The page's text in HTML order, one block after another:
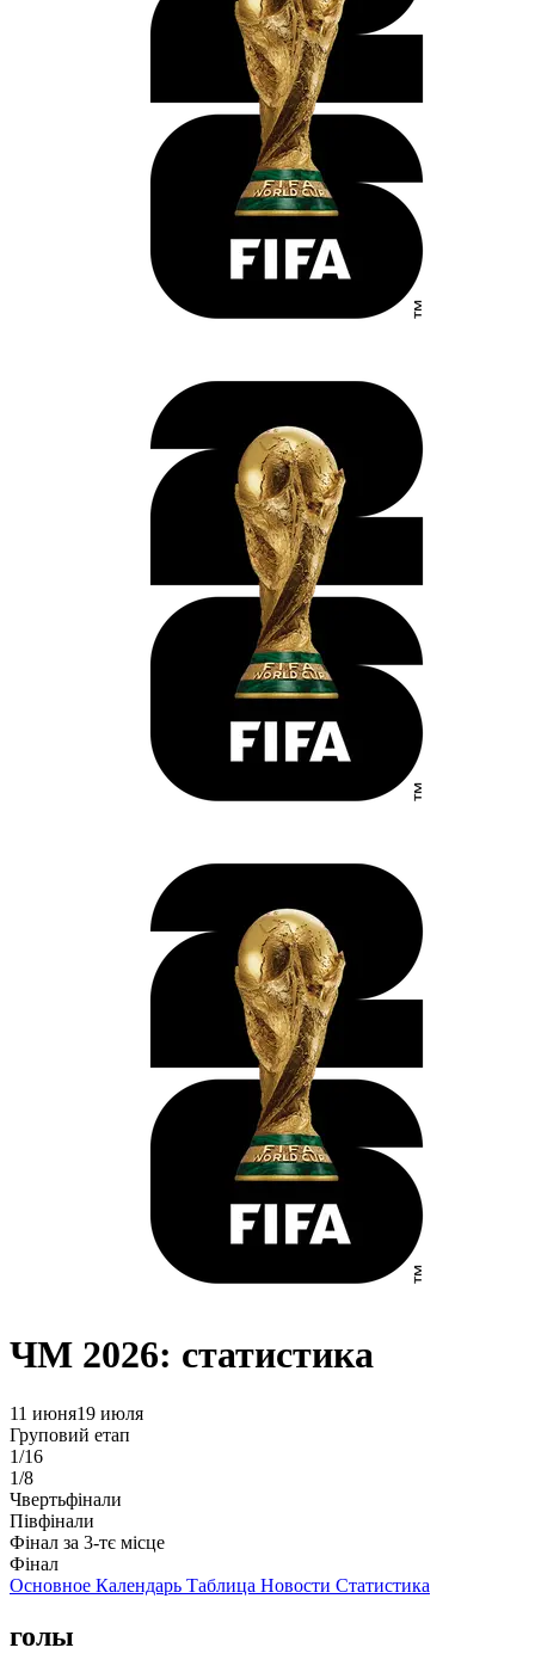
ЧМ 2026: статистика
11 июня19 июля
Груповий етап
1/16
1/8
Чвертьфінали
Півфінали
Фінал за 3-тє місце
Фінал
Основное Календарь Таблица Новости Статистика
голы